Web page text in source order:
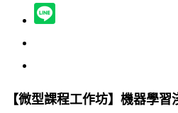
【微型課程工作坊】機器學習